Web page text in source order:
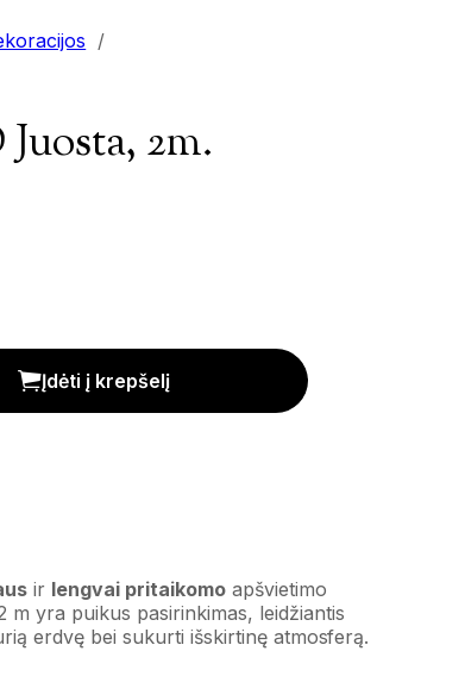
/
2m.
Įdėti į krepšelį
ir lengvai pritaikomoapšvietimo
m yra puikus pasirinkimas, leidžiantis
erdvę bei sukurti išskirtinę atmosferą.